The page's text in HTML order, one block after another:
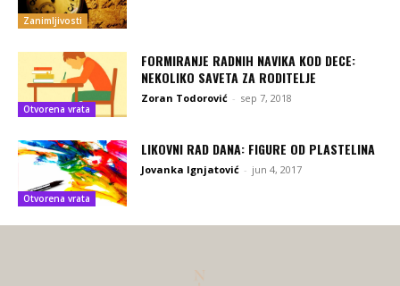
Zanimljivosti
Otvorena vrata
FORMIRANJE RADNIH NAVIKA KOD DECE:
NEKOLIKO SAVETA ZA RODITELJE
Zoran Todorović - sep 7, 2018
Otvorena vrata
LIKOVNI RAD DANA: FIGURE OD PLASTELINA
Jovanka Ignjatović - jun 4, 2017